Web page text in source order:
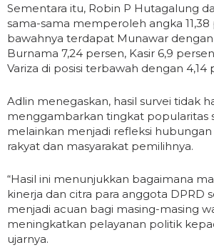
Sementara itu, Robin P Hutagalung
sama-sama memperoleh angka 11,38
bawahnya terdapat Munawar dengan
Burnama 7,24 persen, Kasir 6,9
Variza di posisi terbawah dengan 4,14
Adlin menegaskan, hasil survei tidak
menggambarkan tingkat popularitas
melainkan menjadi refleksi hubungan
rakyat dan masyarakat pemilihnya.
“Hasil ini menunjukkan bagaimana
kinerja dan citra para anggota DPRD
menjadi acuan bagi masing-masing
meningkatkan pelayanan politik
ujarnya.